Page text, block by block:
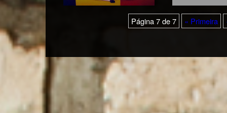
Página 7 de 7 « Primeira